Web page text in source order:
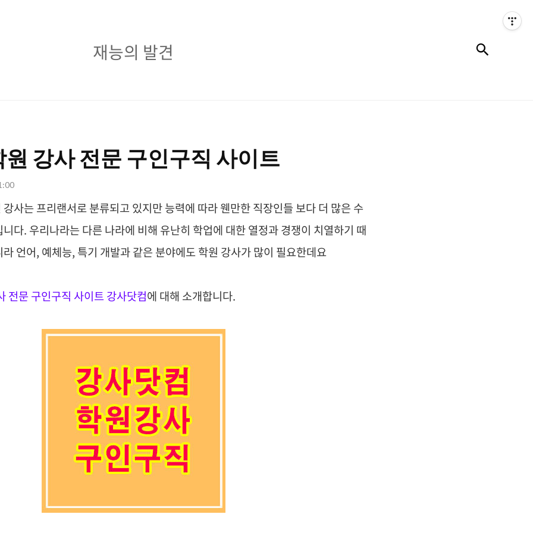
능
재능의 발견
강사 전문 구인구직 사이트
사는 프리랜서로 분류되고 있지만 능력에 따라 웬만한 직장인들 보다 더 많은 수
다. 우리나라는 다른 나라에 비해 유난히 학업에 대한 열정과 경쟁이 치열하기 때
언어, 예체능, 특기 개발과 같은 분야에도 학원 강사가 많이 필요한데요
전문 구인구직 사이트 강사닷컴에 대해 소개합니다.